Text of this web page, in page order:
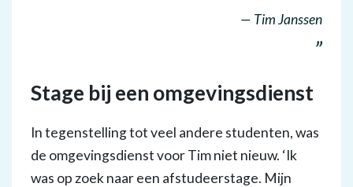
Tim Janssen
Stage bij een omgevingsdienst
In tegenstelling tot veel andere studenten, was
de omgevingsdienst voor Tim niet nieuw. ‘Ik
was op zoek naar een afstudeerstage. Mijn